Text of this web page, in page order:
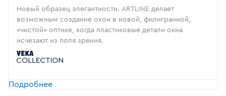
Новый образец элегантности. ARTLINE делает
возможным создание окон в новой, филигранной,
«чистой» оптике, когда пластиковые детали окна
исчезают из поля зрения.
Подробнее